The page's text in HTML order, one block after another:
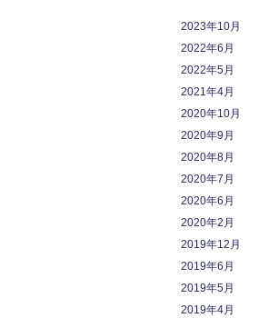
2023年10月
2022年6月
2022年5月
2021年4月
2020年10月
2020年9月
2020年8月
2020年7月
2020年6月
2020年2月
2019年12月
2019年6月
2019年5月
2019年4月